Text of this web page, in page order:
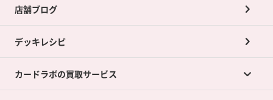
店舗ブログ
デッキレシピ
カードラボの買取サービス